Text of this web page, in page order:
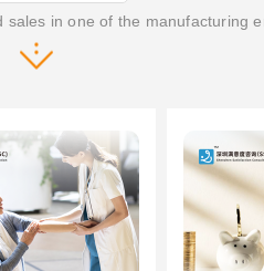
in one of the manufacturing